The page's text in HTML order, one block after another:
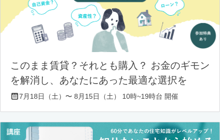
このまま賃貸？それとも購入？ お金のギモン
を解消し、あなたにあった最適な選択を
7月18日（土）〜 8月15日（土） 10時~19時台 開催